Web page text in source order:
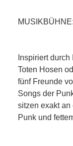
MUSIKBÜHNE:
Inspiriert
Toten Hosen
fünf Freunde
Songs der
sitzen exakt
Punk und